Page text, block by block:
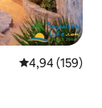
4,94 de uma
4,94 (159)